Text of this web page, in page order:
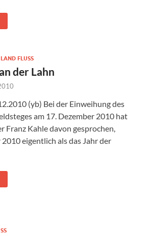
FLUSS
der Lahn
(yb) Bei der Einweihung des
am 17. Dezember 2010 hat
Franz Kahle davon gesprochen,
2010 eigentlich als das Jahr der